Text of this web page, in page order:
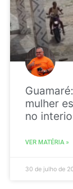
mulher
no
VER MATÉRIA »
30 de julho de